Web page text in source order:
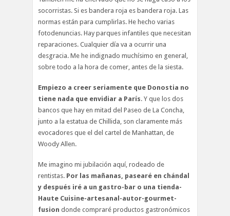
socorristas. Si es bandera roja es bandera roja. Las
normas están para cumplirlas. He hecho varias
fotodenuncias. Hay parques infantiles que necesitan
reparaciones. Cualquier día va a ocurrir una
desgracia. Me he indignado muchísimo en general,
sobre todo a la hora de comer, antes de la siesta.
Empiezo a creer seriamente que Donostia no
tiene nada que envidiar a París. Y que los dos
bancos que hay en mitad del Paseo de La Concha,
junto a la estatua de Chillida, son claramente más
evocadores que el del cartel de Manhattan, de
Woody Allen.
Me imagino mi jubilación aquí, rodeado de
rentistas. Por las mañanas, pasearé en chándal
y después iré a un gastro-bar o una tienda-
Haute Cuisine-artesanal-autor-gourmet-
fusion donde compraré productos gastronómicos